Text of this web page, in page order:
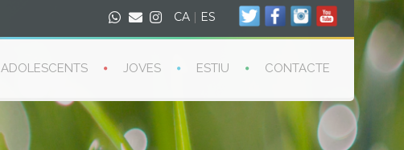
CA | ES
ADOLESCENTS JOVES ESTIU CONTACTE